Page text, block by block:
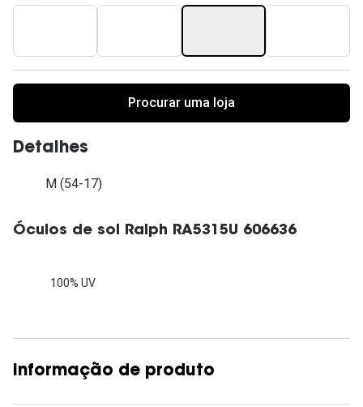
Procurar uma loja
Detalhes
M (54-17)
Óculos de sol Ralph RA5315U 606636
100% UV
Informação de produto